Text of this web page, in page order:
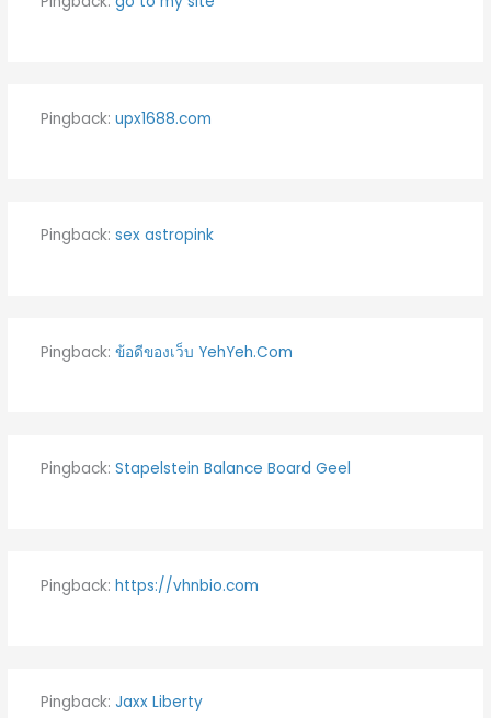
Pingback: upx1688.com
Pingback: sex astropink
Pingback: ข้อดีของเว็บ YehYeh.Com
Pingback: Stapelstein Balance Board Geel
Pingback: https://vhnbio.com
Pingback: Jaxx Liberty